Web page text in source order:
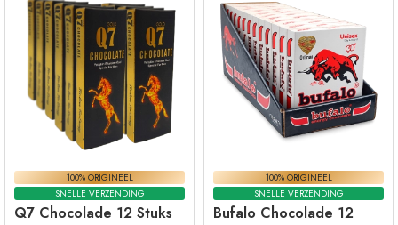
100% ORIGINEEL
SNELLE VERZENDING
Q7 Chocolade 12 Stuks
100% ORIGINEEL
SNELLE VERZENDING
Bufalo Chocolade 12